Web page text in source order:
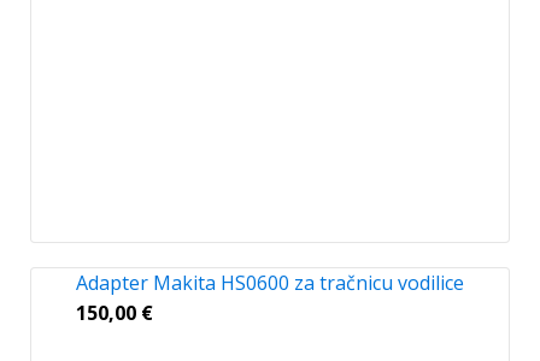
Adapter Makita HS0600 za tračnicu vodilice
150,00 €